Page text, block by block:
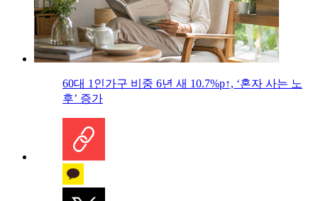
60대 1인가구 비중 6년 새 10.7%p↑, ‘혼자 사는 노
후’ 증가